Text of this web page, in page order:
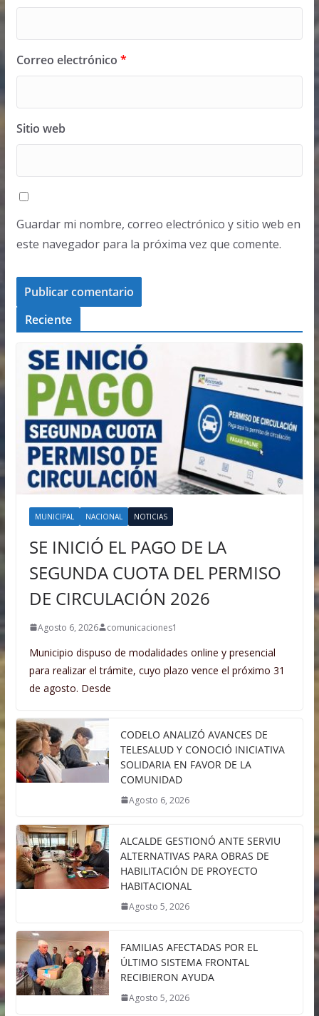
Correo electrónico *
Sitio web
Guardar mi nombre, correo electrónico y sitio web en
este navegador para la próxima vez que comente.
Reciente
MUNICIPAL NACIONAL NOTICIAS
SE INICIÓ EL PAGO DE LA
SEGUNDA CUOTA DEL PERMISO
DE CIRCULACIÓN 2026
Agosto 6, 2026 comunicaciones1
Municipio dispuso de modalidades online y presencial
para realizar el trámite, cuyo plazo vence el próximo 31
de agosto. Desde
CODELO ANALIZÓ AVANCES DE
TELESALUD Y CONOCIÓ INICIATIVA
SOLIDARIA EN FAVOR DE LA
COMUNIDAD
Agosto 6, 2026
ALCALDE GESTIONÓ ANTE SERVIU
ALTERNATIVAS PARA OBRAS DE
HABILITACIÓN DE PROYECTO
HABITACIONAL
Agosto 5, 2026
FAMILIAS AFECTADAS POR EL
ÚLTIMO SISTEMA FRONTAL
RECIBIERON AYUDA
Agosto 5, 2026